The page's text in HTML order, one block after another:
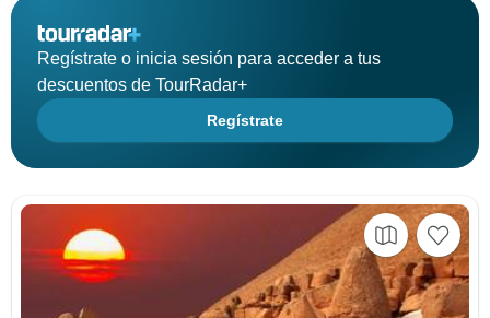
Regístrate o inicia sesión para acceder a tus
descuentos de TourRadar+
Regístrate